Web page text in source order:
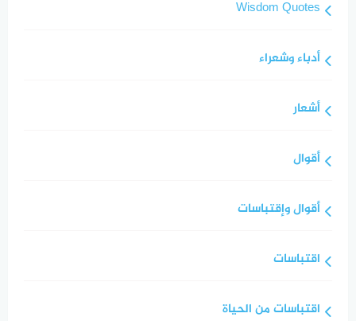
Wisdom Quotes
أدباء وشعراء
أشعار
أقوال
أقوال وإقتباسات
اقتباسات
اقتباسات من الحياة